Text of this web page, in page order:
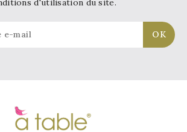
d'utilisation du site.